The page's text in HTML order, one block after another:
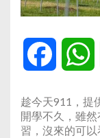
Facebook
趁今天911，提
開學不久，雖
習，沒來的可以